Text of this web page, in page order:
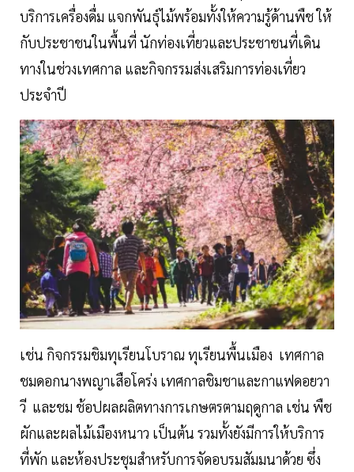
บริการเครื่องดื่ม แจกพันธุ์ไม้พร้อมทั้งให้ความรู้ด้านพืช ให้
กับประชาชนในพื้นที่ นักท่องเที่ยวและประชาชนที่เดิน
ทางในช่วงเทศกาล และกิจกรรมส่งเสริมการท่องเที่ยว
ประจำปี
เช่น กิจกรรมชิมทุเรียนโบราณ ทุเรียนพื้นเมือง เทศกาล
ชมดอกนางพญาเสือโคร่ง เทศกาลชิมชาและกาแฟดอยวา
วี และชม ช้อปผลผลิตทางการเกษตรตามฤดูกาล เช่น พืช
ผักและผลไม้เมืองหนาว เป็นต้น รวมทั้งยังมีการให้บริการ
ที่พัก และห้องประชุมสำหรับการจัดอบรมสัมมนาด้วย ซึ่ง